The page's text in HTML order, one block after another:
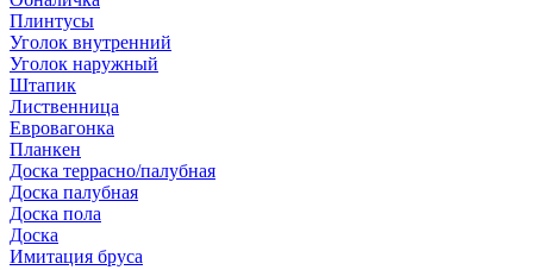
Плинтусы
Уголок внутренний
Уголок наружный
Штапик
Лиственница
Евровагонка
Планкен
Доска террасно/палубная
Доска палубная
Доска пола
Доска
Имитация бруса